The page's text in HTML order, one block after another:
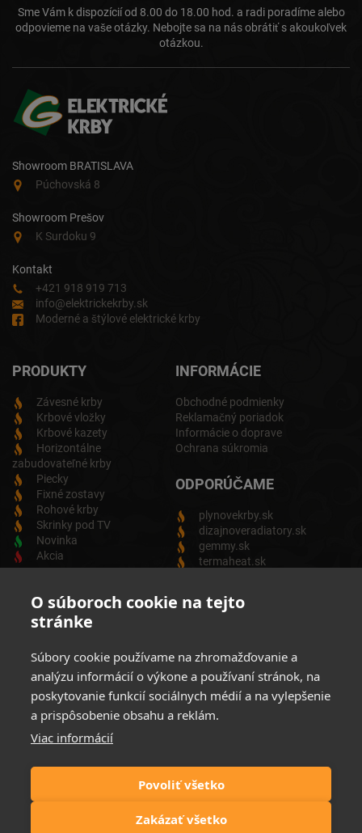
O súboroch cookie na tejto
stránke
Súbory cookie používame na zhromažďovanie a
analýzu informácií o výkone a používaní stránok, na
poskytovanie funkcií sociálnych médií a na vylepšenie
a prispôsobenie obsahu a reklám.
Viac informácií
Povoliť všetko
Zakázať všetko
Sme Vám k dispozícií od 8.00 do 18.00 hod. a radi poradíme alebo
odpovieme na vaše otázky. Nebojte sa na nás obrátiť s akoukoľvek
otázkou.
Showroom BRATISLAVA
Púchovská 8
Showroom Prešov
K Surdoku 9
Kontakt
+421 918 919 713
info@elektrickekrby.sk
Moderné a štýlové elektrické krby
PRODUKTY
Závesné krby
Krbové vložky
Krbové kazety
Horizontálne
zabudovateľné krby
Piecky
Fixné zostavy
Rohové krby
Skrinky pod TV
Novinka
Akcia
INFORMÁCIE
Obchodné podmienky
Reklamačný poriadok
Informácie o doprave
Ochrana súkromia
ODPORÚČAME
plynovekrby.sk
dizajnoveradiatory.sk
gemmy.sk
termaheat.sk
ODBER NEWSLETTRA
Zadajte svoju e-mailovú adresu a budete vždy informovaný o
Elektrických produktov.
Súhlasim so spracovaním osobných údajov